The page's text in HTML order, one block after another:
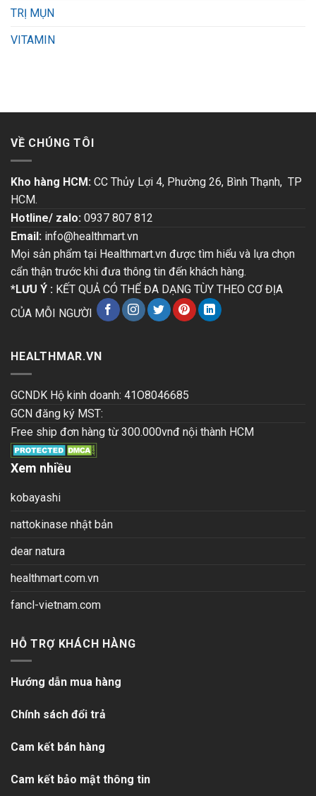
TRỊ MỤN
VITAMIN
VỀ CHÚNG TÔI
Kho hàng HCM: CC Thủy Lợi 4, Phường 26, Bình Thạnh, TP
HCM.
Hotline/ zalo: 0937 807 812
Email: info@healthmart.vn
Mọi sản phẩm tại Healthmart.vn được tìm hiểu và lựa chọn
cẩn thận trước khi đưa thông tin đến khách hàng.
*LƯU Ý : KẾT QUẢ CÓ THỂ ĐA DẠNG TÙY THEO CƠ ĐỊA
CỦA MỖI NGƯỜI
HEALTHMAR.VN
GCNDK Hộ kinh doanh: 41O8046685
GCN đăng ký MST:
Free ship đơn hàng từ 300.000vnđ nội thành HCM
Xem nhiều
kobayashi
nattokinase nhật bản
dear natura
healthmart.com.vn
fancl-vietnam.com
HỖ TRỢ KHÁCH HÀNG
Hướng dẫn mua hàng
Chính sách đổi trả
Cam kết bán hàng
Cam kết bảo mật thông tin